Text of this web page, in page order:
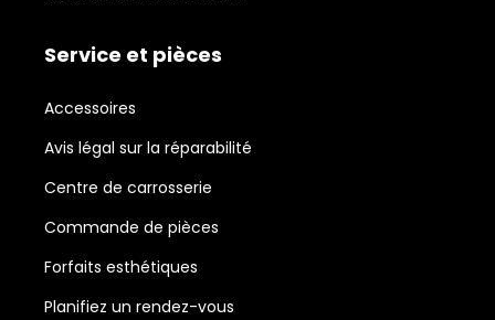
Service et pièces
Accessoires
Avis légal sur la réparabilité
Centre de carrosserie
Commande de pièces
Forfaits esthétiques
Planifiez un rendez-vous